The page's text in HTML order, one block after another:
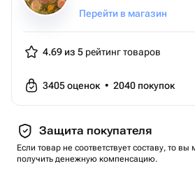
Перейти в магазин
4.69 из 5 рейтинг товаров
3405оценок • 2040 покупок
Защита покупателя
Если товар не соответствует составу, то
получить денежную компенсацию.